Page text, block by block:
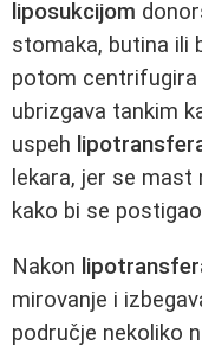
liposukcijom
stomaka, butina ili
potom centrifugira
ubrizgava tankim
uspeh
lekara, jer se
kako bi se
Nakon
mirovanje i
područje nekoliko